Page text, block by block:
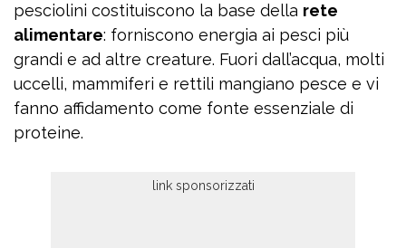
pesciolini costituiscono la base della rete
alimentare: forniscono energia ai pesci più
grandi e ad altre creature. Fuori dall’acqua, molti
uccelli, mammiferi e rettili mangiano pesce e vi
fanno affidamento come fonte essenziale di
proteine.